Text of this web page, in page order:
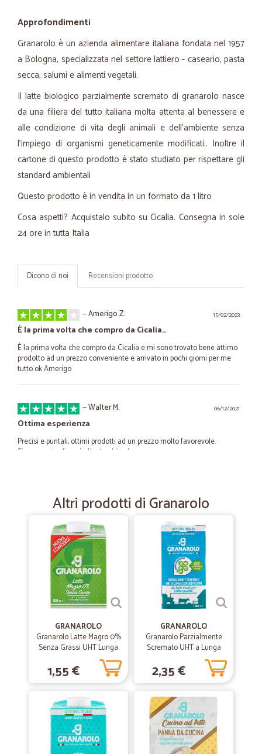
Approfondimenti
Granarolo è un azienda alimentare italiana fondata nel 1957
a Bologna, specializzata nel settore lattiero - caseario, pasta
secca, salumi e alimenti vegetali.
Il latte biologico parzialmente scremato di granarolo nasce
da una filiera del tutto italiana molta attenta al benessere e
alle condizione di vita degli animali e dell'ambiente senza
l'impiego di organismi geneticamente modificati.. Inoltre il
cartone di questo prodotto è stato studiato per rispettare gli
standard ambientali
Questo prodotto è in vendita in un formato da 1 litro
Cosa aspetti? Acquistalo subito su Cicalia. Consegna in sole
24 ore in tutta Italia
Dicono di noi Recensioni prodotto
15/02/2023
—Amerigo Z.
È la prima volta che compro da Cicalia…
È la prima volta che compro da Cicalia e mi sono trovato bene attimo
prodotto ad un prezzo conveniente e arrivato in pochi giorni per me
tutto ok Amerigo
06/12/2021
—Walter M.
Ottima esperienza
Precisi e puntali, ottimi prodotti ad un prezzo molto favorevole.
Sicuramente diverrò cliente abituale
Nel pacco erano inseriti due prodotti refrigerati che con la loro
condensa hanno inumidito il resto del contenuto. A parte questo
problema, tutto Ok.
—Angela V.
Ottimo il lavoro di Cicala
16/09/2019
Guido A.
Arrivo puntuale
Arrivo puntuale, prezzi onesti.
18/09/2019
—Sante A.
Altri prodotti di Granarolo
GRANAROLO
Granarolo Latte Magro 0%
Senza Grassi UHT Lunga
Conservazione 500 ml.
1,55 €
GRANAROLO
Granarolo Parzialmente
Scremato UHT a Lunga
Conservazione 1 litro
2,35 €